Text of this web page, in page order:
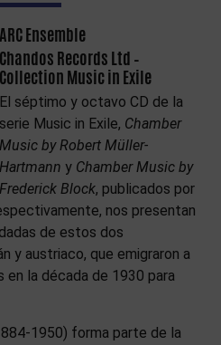
ARC Ensemble
Chandos Records Ltd –
Collection Music in Exile
El séptimo y octavo CD de la
serie Music in Exile, Chamber
Music by Robert Müller-
Hartmann y Chamber Music by
Frederick Block, publicados por
nos presentan
de estos dos
y austriaco, que emigraron a
en la década de 1930 para
1950) forma parte de la